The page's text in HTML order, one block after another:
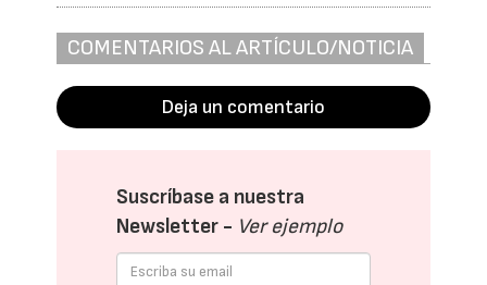
COMENTARIOS AL ARTÍCULO/NOTICIA
Deja un comentario
Suscríbase a nuestra
Newsletter - Ver ejemplo